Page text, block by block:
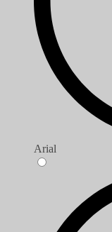
Arial